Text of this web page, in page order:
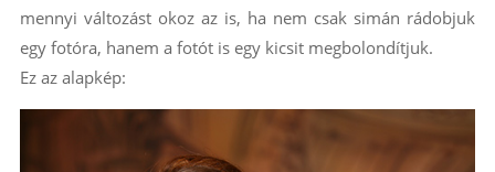
mennyi változást okoz az is, ha nem csak simán rádobjuk
egy fotóra, hanem a fotót is egy kicsit megbolondítjuk.
Ez az alapkép: